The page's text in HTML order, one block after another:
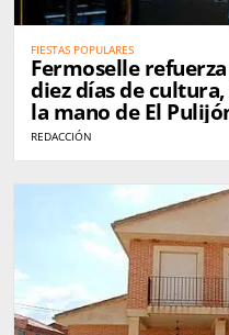
FIESTAS POPULARES
Fermoselle
diez días de
la mano de El
REDACCIÓN